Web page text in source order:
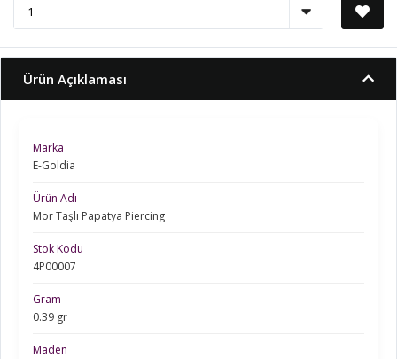
Ürün Açıklaması
Marka
E-Goldia
Ürün Adı
Mor Taşlı Papatya Piercing
Stok Kodu
4P00007
Gram
0.39 gr
Maden